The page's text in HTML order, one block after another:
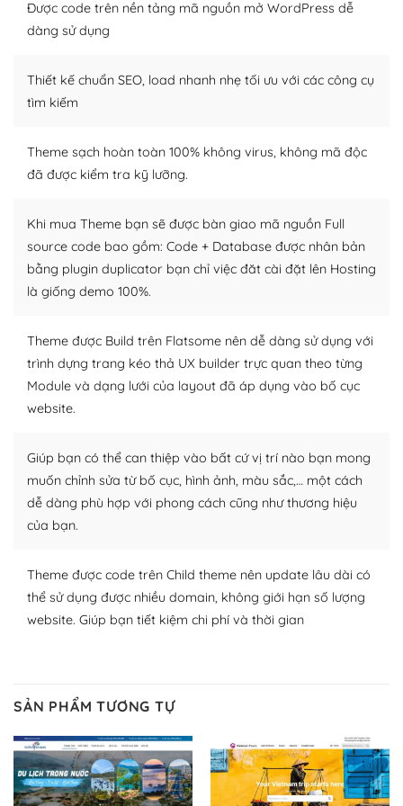
tìm kiếm chúng trên Internet hoặc nhờ chuyên gia.
Dễ dàng tùy chỉnh trên WordPress
– Sở hữu một cộng đồng lớn, sẵn sàng hỗ trợ
người cuồng tín WordPress.
kiếm những cộng đồng WordPress, họ sẽ giúp bạn trả
lời, giải đáp vấn đề của bạn.
Cộng đồng sử dụng WordPress sẵn sàng hỗ trợ bạn
Plugin mở rộng là thành phần cài đặt thêm vào
WordPress để tăng thêm các tính năng cần thiết. Có
nhiều plugin trả phí hoặc miễn phí.
plugin của WordPress rất phong phú. Bạn có thể thỏa
thích chọn lựa plugin và themes phù hợp cho mục đích
lập website của mình.
WordPress đa dạng plugin và themes
– Dễ sử dụng
Với mọi Hosting bất kỳ thì WordPress đều có thể dễ
dàng thiết lập vì thực tế nó đã cung cấp khoảng 60%
trang web WordPress của bạn.
Dễ dàng lựa chọn Hosting cho website WordPress
– Bảo mật cực tốt
Được code trên nền tảng mã nguồn mở WordPress dễ
dàng sử dụng
Thiết kế chuẩn SEO, load nhanh nhẹ tối ưu với các công cụ
tìm kiếm
Theme sạch hoàn toàn 100% không virus, không mã độc
đã được kiểm tra kỹ lưỡng.
Khi mua Theme bạn sẽ được bàn giao mã nguồn Full
source code bao gồm: Code + Database được nhân bản
bằng plugin duplicator bạn chỉ việc đăt cài đặt lên Hosting
là giống demo 100%.
Theme được Build trên Flatsome nên dễ dàng sử dụng với
trình dựng trang kéo thả UX builder trực quan theo từng
Module và dạng lưới của layout đã áp dụng vào bố cục
website.
Giúp bạn có thể can thiệp vào bất cứ vị trí nào bạn mong
muốn chỉnh sửa từ bố cục, hình ảnh, màu sắc,… một cách
dễ dàng phù hợp với phong cách cũng như thương hiệu
của bạn.
Theme được code trên Child theme nên update lâu dài có
thể sử dụng được nhiều domain, không giới hạn số lượng
website. Giúp bạn tiết kiệm chi phí và thời gian
SẢN PHẨM TƯƠNG TỰ